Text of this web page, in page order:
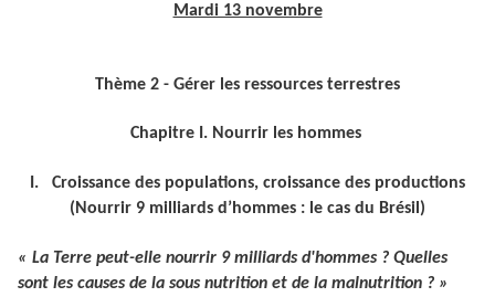
Mardi 13 novembre
Thème 2 - Gérer les ressources terrestres
Chapitre I. Nourrir les hommes
I. Croissance des populations, croissance des productions
(Nourrir 9 milliards d’hommes : le cas du Brésil)
« La Terre peut-elle nourrir 9 milliards d'hommes ? Quelles
sont les causes de la sous nutrition et de la malnutrition ? »